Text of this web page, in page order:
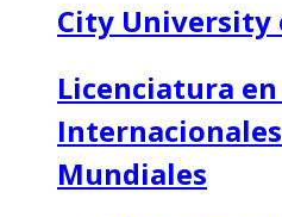
City University
Licenciatura
Mundiales